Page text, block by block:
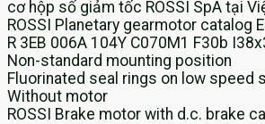
cơ hộp số giảm tốc ROSSI SpA tại
ROSSI Planetary gearmotor catalog
R 3EB 006A 104Y C070M1 F30b
Non-standard mounting position
Fluorinated seal rings on low speed
Without motor
ROSSI Brake motor with d.c. brake